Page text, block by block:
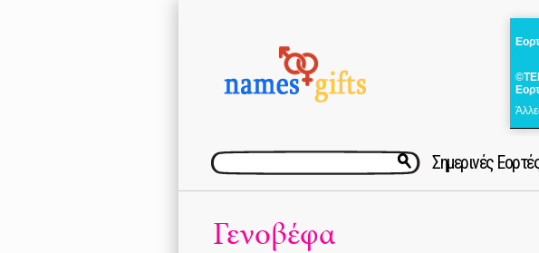
Σημερινές
Γενοβέφα